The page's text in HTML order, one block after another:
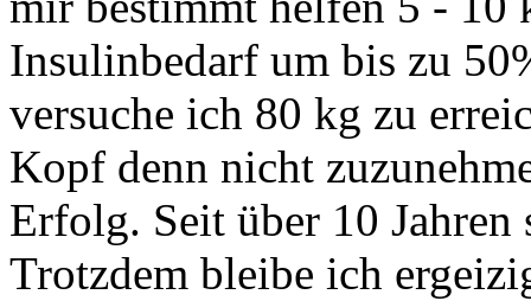
Insulinbedarf um bis zu
versuche ich 80 kg zu
Kopf denn nicht
Erfolg. Seit über 10
Trotzdem bleibe ich